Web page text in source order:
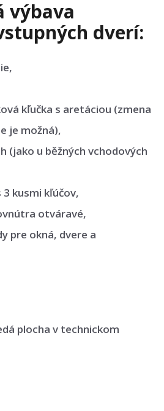
výbava
dverí:
kľučka s aretáciou (zmena
je možná),
(jako u běžných vchodových
kusmi kľúčov,
otváravé,
pre okná, dvere a
plocha v technickom